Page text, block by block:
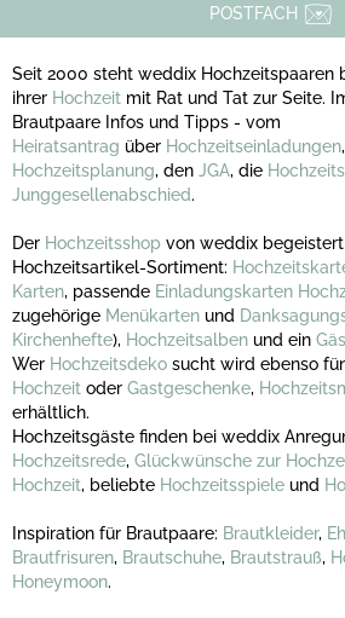
POSTFACH
Seit 2000 steht weddix Hochzeitspaaren
ihrer Hochzeit mit Rat und Tat zur Seite.
Brautpaare Infos und Tipps - vom
Heiratsantrag über Hochzeitseinladungen
Hochzeitsplanung, den JGA, die
Junggesellenabschied.
Der Hochzeitsshop von weddix
Hochzeitsartikel-Sortiment:
Karten, passende Einladungskarten
zugehörige Menükarten und
Kirchenhefte), Hochzeitsalben und ein
Wer Hochzeitsdeko sucht wird ebenso
Hochzeit oder Gastgeschenke,
erhältlich.
Hochzeitsgäste finden bei weddix
Hochzeitsrede, Glückwünsche zur
Hochzeit, beliebte Hochzeitsspiele und
Inspiration für Brautpaare: Brautkleider,
Brautfrisuren, Brautschuhe, Brautstrauß,
Honeymoon.